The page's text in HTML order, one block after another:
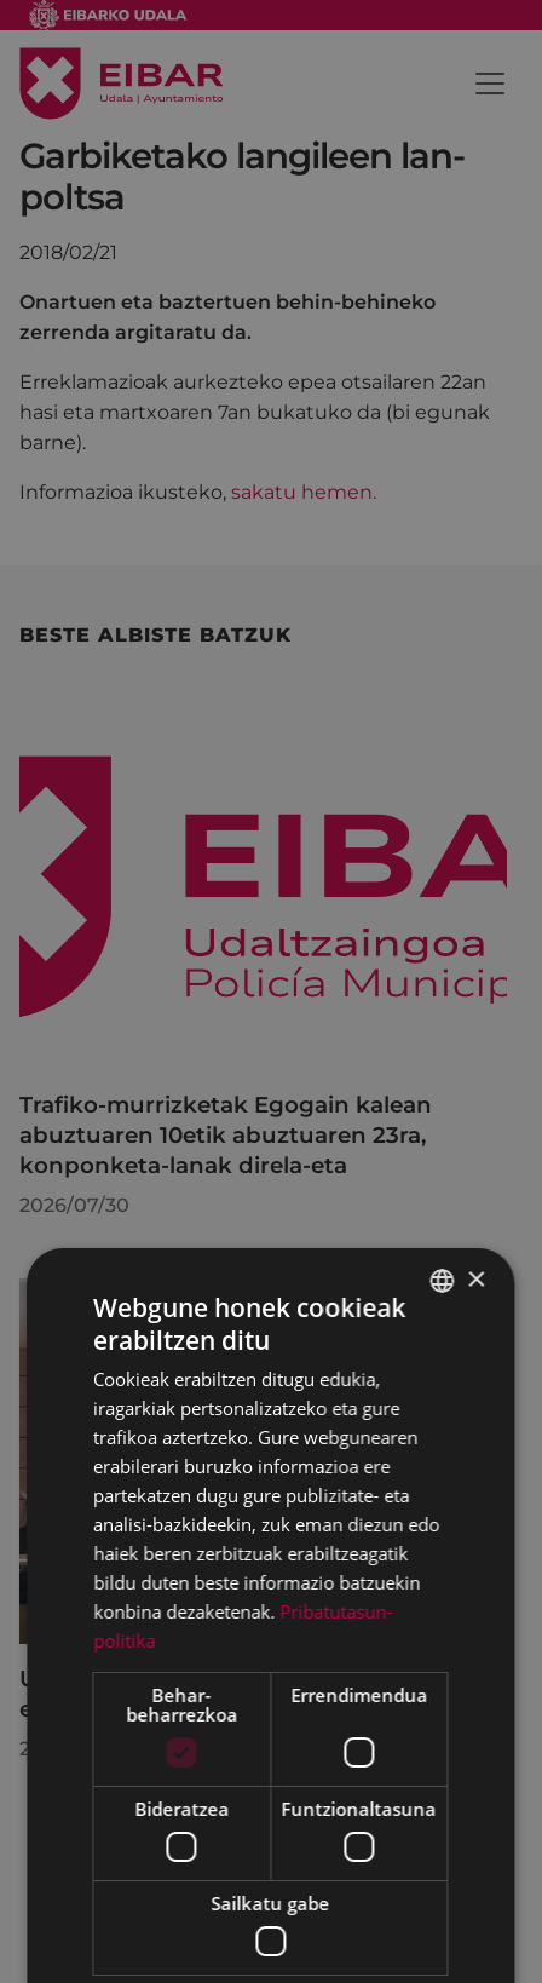
Garbiketako langileen lan-
poltsa
2018/02/21
Onartuen eta baztertuen behin-behineko
zerrenda argitaratu da.
Erreklamazioak aurkezteko epea otsailaren 22an
hasi eta martxoaren 7an bukatuko da (bi egunak
barne).
Informazioa ikusteko, sakatu hemen.
BESTE ALBISTE BATZUK
Trafiko-murrizketak Egogain kalean
abuztuaren 10etik abuztuaren 23ra,
konponketa-lanak direla-eta
2026/07/30
Udalbatzak 2026ko uztailaren 27an
egindako bilkuran hartutako erabakiak
2026/07/28
×
Webgune honek cookieak
erabiltzen ditu
Cookieak erabiltzen ditugu edukia,
iragarkiak pertsonalizatzeko eta gure
trafikoa aztertzeko. Gure webgunearen
erabilerari buruzko informazioa ere
partekatzen dugu gure publizitate- eta
analisi-bazkideekin, zuk eman diezun edo
haiek beren zerbitzuak erabiltzeagatik
bildu duten beste informazio batzuekin
konbina dezaketenak. Pribatutasun-
politika
Behar-
beharrezkoa
Errendimendua
Bideratzea Funtzionaltasuna
Sailkatu gabe